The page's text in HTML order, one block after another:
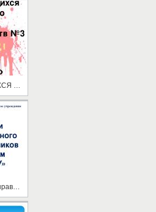
ВЫСТАВКА РАБОТ УЧАЩИХСЯ ПОДГОТОВИТЕЛЬНОГО ОТДЕЛЕНИЯ ДЕТСКОЙ ШКОЛЫ ИСКУССТВ №3 Г. ОРСКА
Создание модели духовно-нравственного воспитания в образовательном пространстве ДОУ